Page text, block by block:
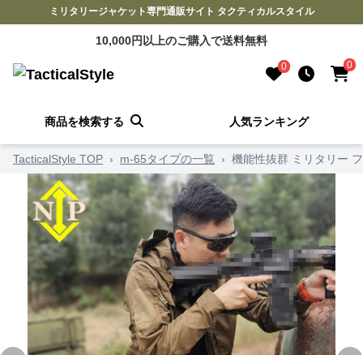
ミリタリージャケット専門通販サイト タクティカルスタイル
10,000円以上のご購入で送料無料
0 0
商品を検索する 人気ランキング
TacticalStyle TOP › m-65タイプの一覧 › 機能性抜群 ミリタリー